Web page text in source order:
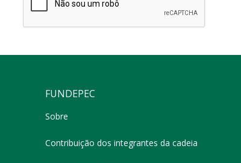
FUNDEPEC
Sobre
Contribuição dos integrantes da cadeia